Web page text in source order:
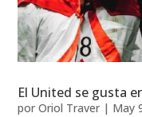
El United se gusta
porOriol Traver | May